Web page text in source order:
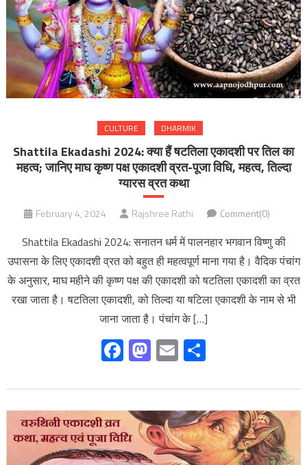
CULTURE DHARMIK
Shattila Ekadashi 2024: क्या हैं षटतिला एकादशी पर तिल का
महत्व; जानिए माघ कृष्ण पक्ष एकादशी व्रत-पूजा विधि, महत्‍व, तिल्दा
ग्यारस व्रत कथा
February 4, 2024 Rajshree Rathi Comment(0)
Shattila Ekadashi 2024: सनातन धर्म में पालनहार भगवान विष्णु की
उपासना के लिए एकादशी व्रत को बहुत ही महत्वपूर्ण माना गया है। वैदिक पंचांग
के अनुसार, माघ महीने की कृष्ण पक्ष की एकादशी को षटतिला एकादशी का व्रत
रखा जाता है। षटतिला एकादशी, को तिल्दा या षटिला एकादशी के नाम से भी
जाना जाता है। पंचांग के […]
Facebook
Mastodon
Email